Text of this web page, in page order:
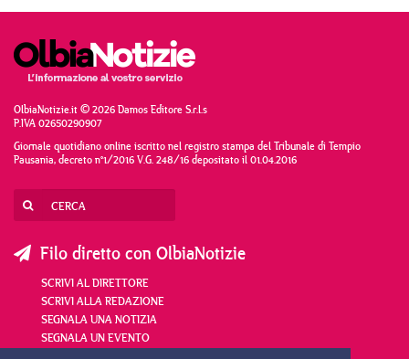
OlbiaNotizie.it © 2026 Damos Editore S.r.l.s
P.IVA 02650290907
Giornale quotidiano online iscritto nel registro stampa del Tribunale di Tempio
Pausania, decreto n°1/2016 V.G. 248/16 depositato il 01.04.2016
Filo diretto con OlbiaNotizie
SCRIVI AL DIRETTORE
SCRIVI ALLA REDAZIONE
SEGNALA UNA NOTIZIA
SEGNALA UN EVENTO